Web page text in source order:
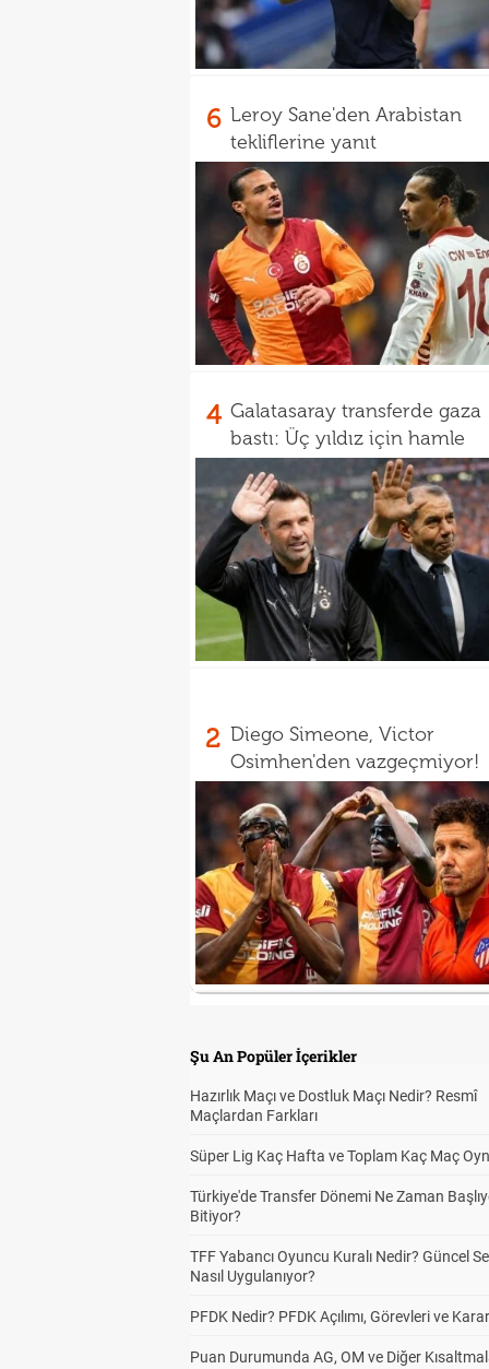
6 Leroy Sane'den Arabistan
tekliflerine yanıt
4 Galatasaray transferde gaza
bastı: Üç yıldız için hamle
2 Diego Simeone, Victor
Osimhen'den vazgeçmiyor!
Şu An Popüler İçerikler
Hazırlık Maçı ve Dostluk Maçı Nedir? Resmî
Maçlardan Farkları
Süper Lig Kaç Hafta ve Toplam Kaç Maç
Türkiye'de Transfer Dönemi Ne Zaman
Bitiyor?
TFF Yabancı Oyuncu Kuralı Nedir? Güncel
Nasıl Uygulanıyor?
PFDK Nedir? PFDK Açılımı, Görevleri ve
Puan Durumunda AG, OM ve Diğer